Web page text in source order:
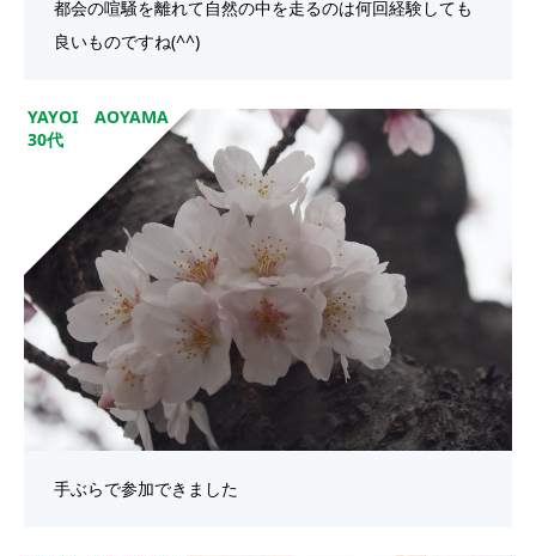
都会の喧騒を離れて自然の中を走るのは何回経験しても
良いものですね(^^)
YAYOI AOYAMA
30代
手ぶらで参加できました